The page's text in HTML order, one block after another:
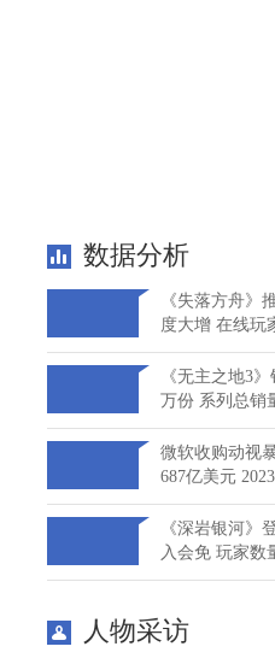
数据分析
《失落方舟》
度大增 在线玩
《无主之地3
万份 系列总销
微软收购动视
687亿美元
《深岩银河》
入会免 玩家数
人物采访